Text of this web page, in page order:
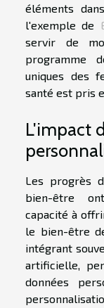
éléments
l'exemple de
servir de
programme
uniques des
santé est pris
L'impact
Les progrès
bien-être
capacité à
le bien-être
intégrant
artificielle,
données